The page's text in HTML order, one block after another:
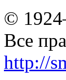
©
Все
http://